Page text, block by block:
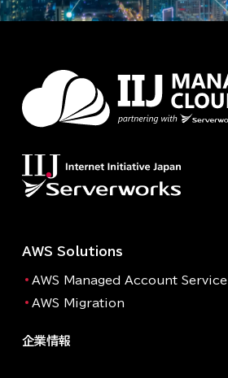
AWS Solutions
AWS Managed Account Service
AWS Migration
企業情報